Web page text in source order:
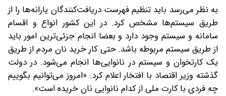
به نظر می‌رسد باید تنظیم فهرست دریافت‌کنندگان یارانه‌ها را از
طریق سیستم‌ها مشخص کرد. در این کشور انواع و اقسام
سامانه و سیستم وجود دارد و بعضا انجام جزئی‌ترین امور باید
از طریق سیستم مربوطه باشد. حتی کار خرید نان مردم از طریق
یک کارتخوان و سیستم در نانوایی‌ها انجام می‌شود. در دولت
گذشته وزیر اقتصاد با افتخار اعلام کرد: «امروز می‌توانیم بگوییم
چه فردی با کارت ملی از کدام نانوایی نان خریده است».